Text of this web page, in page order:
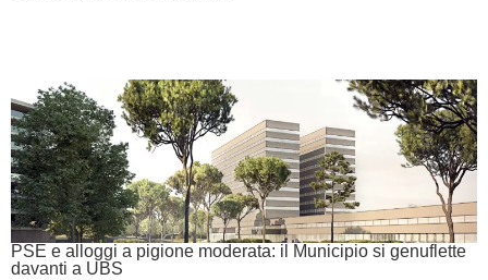
PSE e alloggi a pigione moderata: il Municipio si genuflette
davanti a UBS